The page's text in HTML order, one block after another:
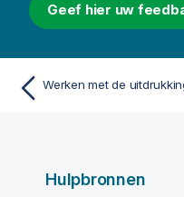
Geef hier uw
Hulpbronnen